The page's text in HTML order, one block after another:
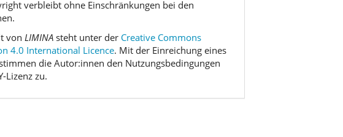
verbleibt ohne Einschränkungen bei den
von LIMINA steht unter der Creative Commons
4.0 International Licence. Mit der Einreichung eines
die Autor:innen den Nutzungsbedingungen
Lizenz zu.